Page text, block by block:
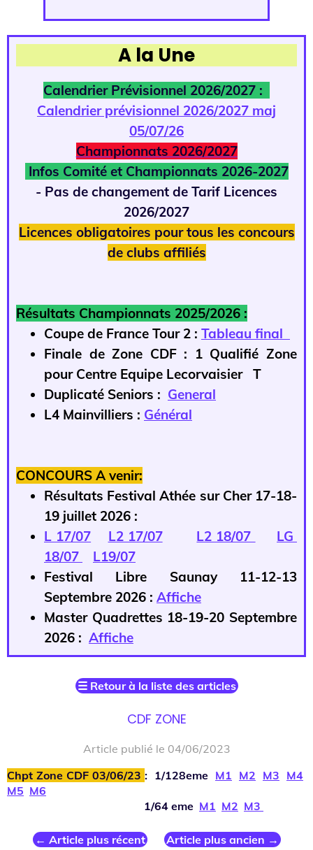
A la Une
Calendrier Prévisionnel 2026/2027 :
Calendrier prévisionnel 2026/2027 maj
05/07/26
Championnats 2026/2027
Infos Comité et Championnats 2026-2027
- Pas de changement de Tarif Licences
2026/2027
Licences obligatoires pour tous les concours
de clubs affiliés
Résultats Championnats 2025/2026 :
Coupe de France Tour 2 : Tableau final
Finale de Zone CDF : 1 Qualifié Zone
pour Centre Equipe Lecorvaisier T
Duplicaté Seniors : General
L4 Mainvilliers : Général
CONCOURS A venir:
Résultats Festival Athée sur Cher 17-18-
19 juillet 2026 :
L 17/07
L2 17/07 L2 18/07
LG
18/07
L19/07
Festival Libre Saunay 11-12-13
Septembre 2026 : Affiche
Master Quadrettes 18-19-20 Septembre
2026 : Affiche
☰ Retour à la liste des articles
CDF ZONE
Article publié le 04/06/2023
Chpt Zone CDF 03/06/23 : 1/128eme M1 M2 M3 M4
M5 M6
1/64 eme M1 M2 M3
← Article plus récent Article plus ancien →